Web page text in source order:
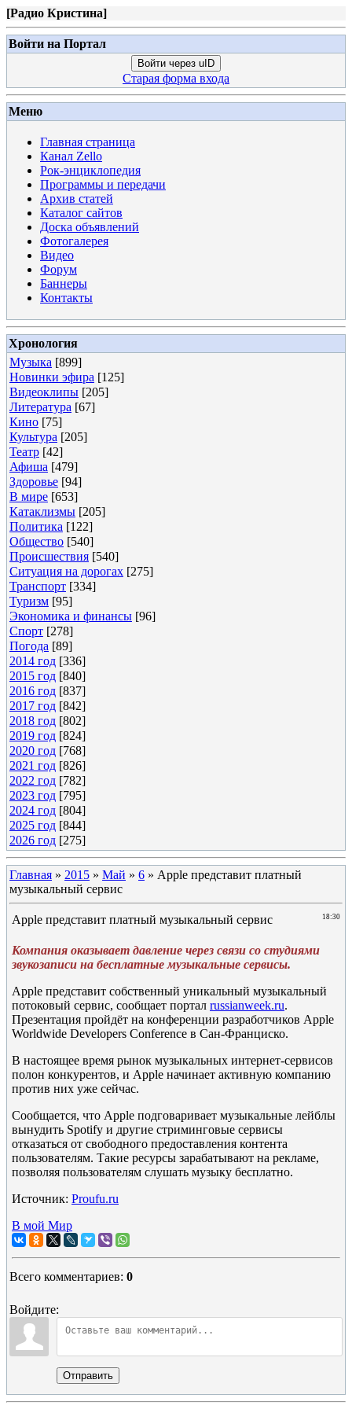
[Радио Кристина]
Войти на Портал
Войти через uID
Старая форма входа
Меню
Главная страница
Канал Zello
Рок-энциклопедия
Программы и передачи
Архив статей
Каталог сайтов
Доска объявлений
Фотогалерея
Видео
Форум
Баннеры
Контакты
Хронология
Музыка [899]
Новинки эфира [125]
Видеоклипы [205]
Литература [67]
Кино [75]
Культура [205]
Театр [42]
Афиша [479]
Здоровье [94]
В мире [653]
Катаклизмы [205]
Политика [122]
Общество [540]
Происшествия [540]
Ситуация на дорогах [275]
Транспорт [334]
Туризм [95]
Экономика и финансы [96]
Спорт [278]
Погода [89]
2014 год [336]
2015 год [840]
2016 год [837]
2017 год [842]
2018 год [802]
2019 год [824]
2020 год [768]
2021 год [826]
2022 год [782]
2023 год [795]
2024 год [804]
2025 год [844]
2026 год [275]
Главная » 2015 » Май » 6 » Apple представит платный
музыкальный сервис
18:30
Apple представит платный музыкальный сервис
Компания оказывает давление через связи со студиями
звукозаписи на бесплатные музыкальные сервисы.
Apple представит собственный уникальный музыкальный
потоковый сервис, сообщает портал russianweek.ru.
Презентация пройдёт на конференции разработчиков Apple
Worldwide Developers Conference в Сан-Франциско.
В настоящее время рынок музыкальных интернет-сервисов
полон конкурентов, и Apple начинает активную компанию
против них уже сейчас.
Сообщается, что Apple подговаривает музыкальные лейблы
вынудить Spotify и другие стриминговые сервисы
отказаться от свободного предоставления контента
пользователям. Такие ресурсы зарабатывают на рекламе,
позволяя пользователям слушать музыку бесплатно.
Источник: Proufu.ru
В мой Мир
Всего комментариев: 0
Войдите:
Отправить